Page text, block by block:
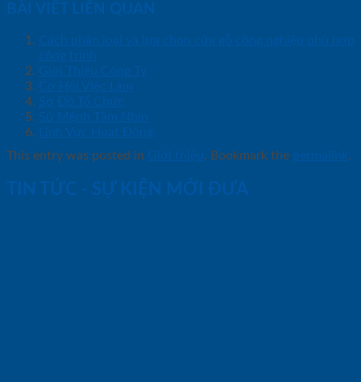
BÀI VIẾT LIÊN QUAN
Cách phân loại và lựa chọn cửa gỗ công nghiệp phù hợp
công trình
Giới Thiệu Công Ty
Cơ Hội Việc Làm
Sơ Đồ Tổ Chức
Sứ Mệnh Tầm Nhìn
Lĩnh Vực Hoạt Động
This entry was posted in Giới thiệu . Bookmark the permalink .
TIN TỨC - SỰ KIỆN MỚI ĐƯA